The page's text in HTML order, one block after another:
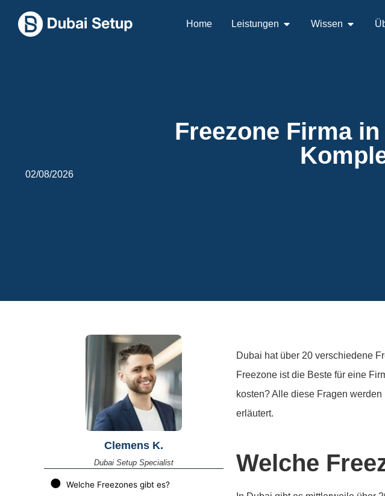
Home Leistungen Wissen
Freezone Firma
02/08/2026
Clemens K.
Dubai Setup Specialist
Welche Freezones gibt es?
Dubai hat über 20 verschiedene
Freezone ist die Beste für eine
kosten? Alle diese Fragen
erläutert.
Welche